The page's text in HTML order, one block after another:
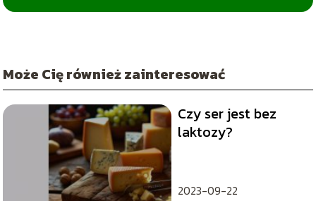
Może Cię również zainteresować
Czy ser jest bez
laktozy?
2023-09-22